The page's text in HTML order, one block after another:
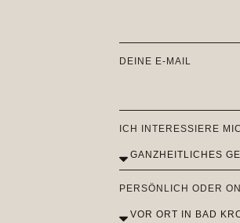
DEINE E-MAIL
ICH INTERESSIERE
PERSÖNLICH ODER